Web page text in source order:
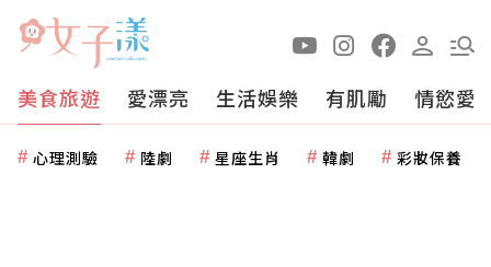
美食旅遊 愛漂亮 生活娛樂 有肌勵 情慾愛
心理測驗 陸劇 星座生肖 韓劇 彩妝保養